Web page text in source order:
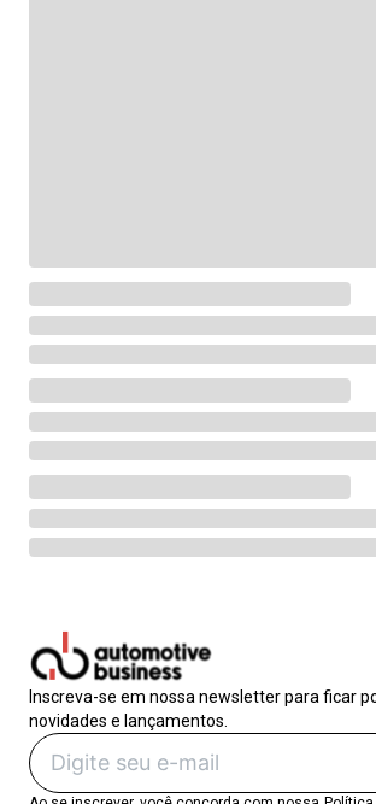
Inscreva-se em nossa newsletter para ficar
novidades e lançamentos.